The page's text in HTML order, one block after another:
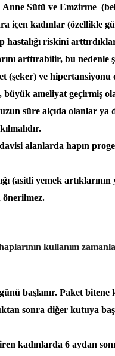
Anne Sütü ve Emzirme
içen kadınlar (özellikle
riskini
arttırabilir, bu
(şeker) ve hipertansiyonu
büyük ameliyat geçirmiş
süre alçıda olanlar ya
alanlarda hapın
(asitli yemek
önerilmez.
kullanım
başlanır. Paket bitene
sonra diğer kutuya
kadınlarda 6 aydan